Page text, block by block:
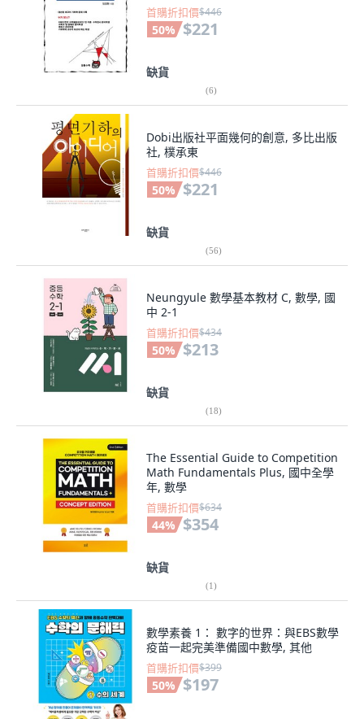
首購折扣價$446
50% $221
缺貨
(6)
Dobi出版社平面幾何的創意, 多比出版
社, 樸承東
首購折扣價$446
50% $221
缺貨
(56)
Neungyule 數學基本教材 C, 數學, 國
中 2-1
首購折扣價$434
50% $213
缺貨
(18)
The Essential Guide to Competition
Math Fundamentals Plus, 國中全學
年, 數學
首購折扣價$634
44% $354
缺貨
(1)
數學素養 1： 數字的世界：與EBS數學
疫苗一起完美準備國中數學, 其他
首購折扣價$399
50% $197